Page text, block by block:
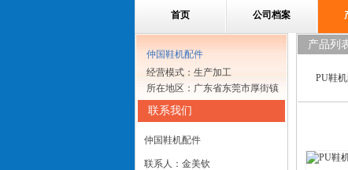
首页 公司档案
仲国鞋机配件
经营模式：生产加工
所在地区：广东省东莞市厚街镇
联系我们
仲国鞋机配件
联系人：金美钦
产品列
PU鞋